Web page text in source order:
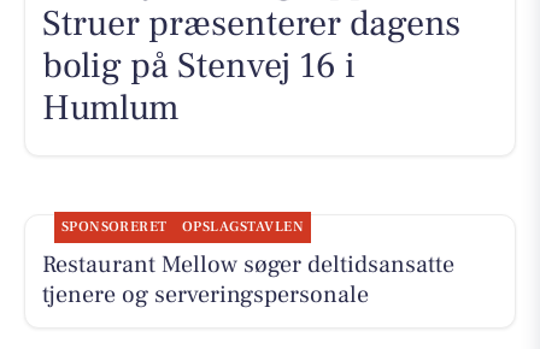
Struer præsenterer dagens
bolig på Stenvej 16 i
Humlum
SPONSORERET OPSLAGSTAVLEN
Restaurant Mellow søger deltidsansatte
tjenere og serveringspersonale